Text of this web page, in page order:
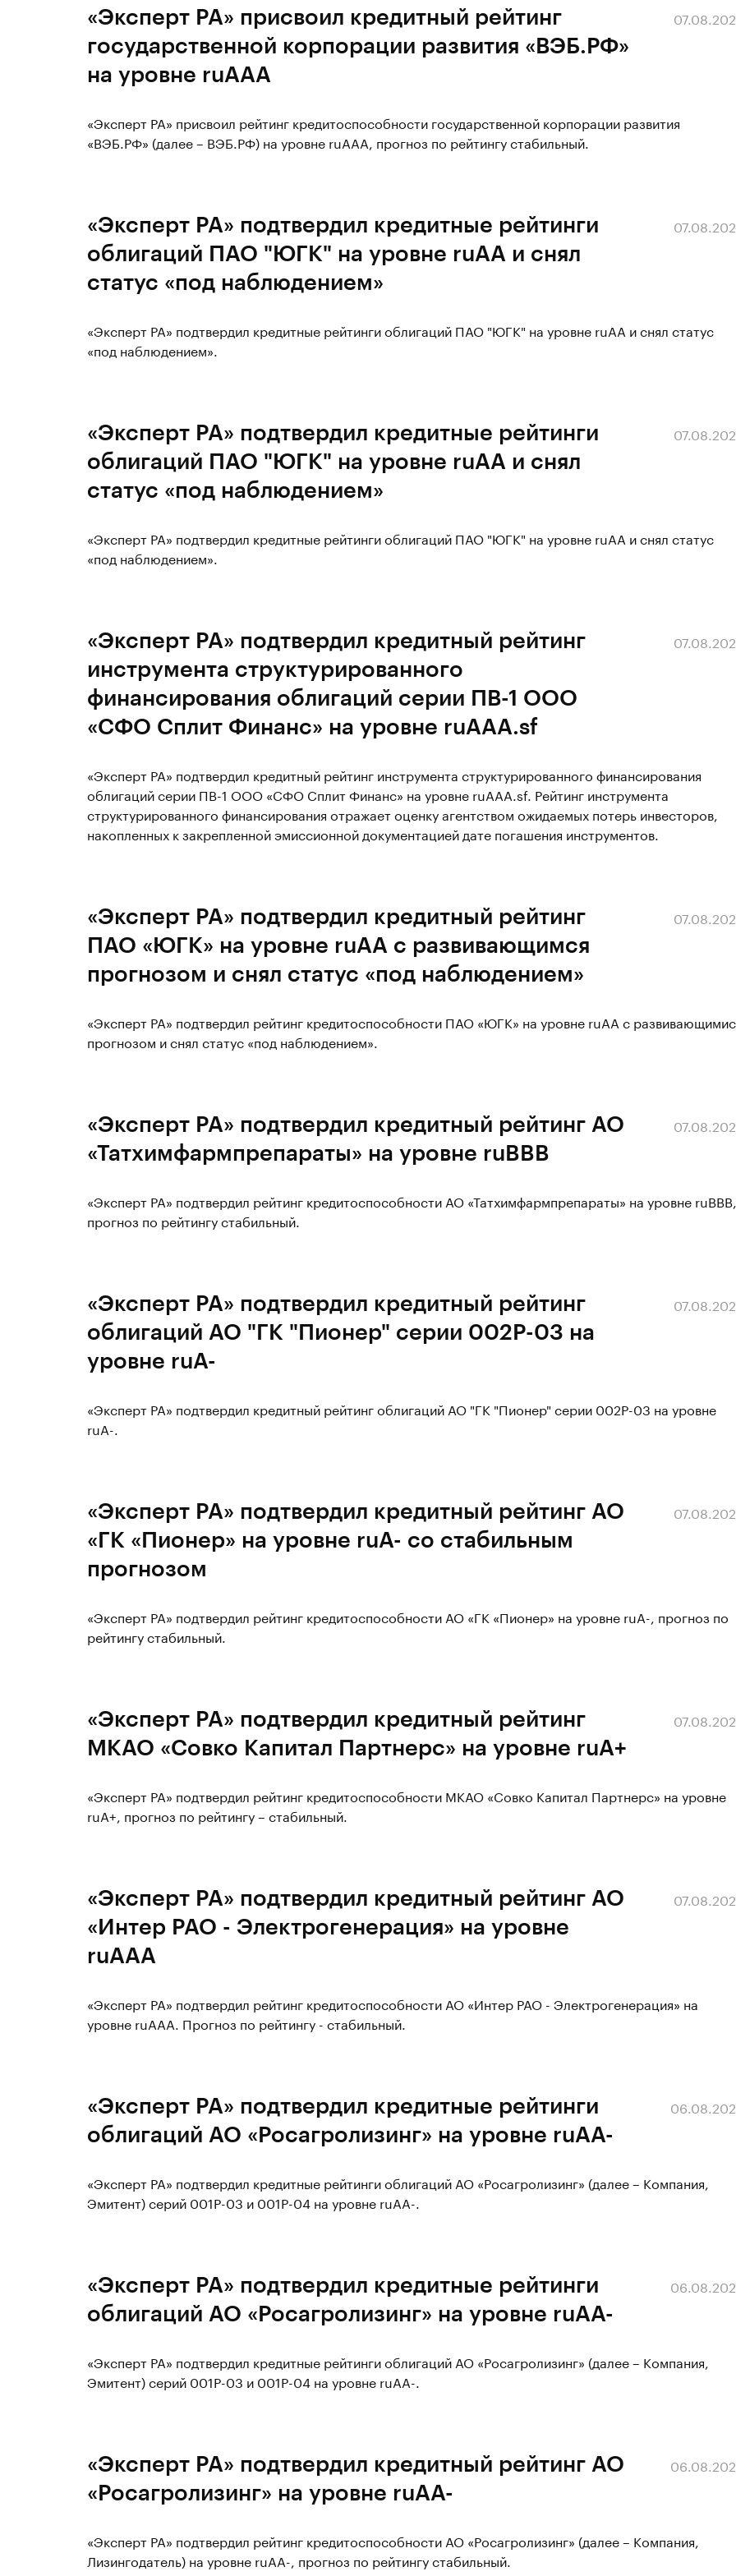
«Эксперт РА» присвоил кредитный рейтинг
государственной корпорации развития «ВЭБ.РФ»
на уровне ruAAA
«Эксперт РА» присвоил рейтинг кредитоспособности государственной корпорации развития
«ВЭБ.РФ» (далее – ВЭБ.РФ) на уровне ruAAA, прогноз по рейтингу стабильный.
«Эксперт РА» подтвердил кредитные рейтинги
облигаций ПАО "ЮГК" на уровне ruAA и снял
статус «под наблюдением»
«Эксперт РА» подтвердил кредитные рейтинги облигаций ПАО "ЮГК" на уровне ruAA и снял статус
«под наблюдением».
«Эксперт РА» подтвердил кредитные рейтинги
облигаций ПАО "ЮГК" на уровне ruAA и снял
статус «под наблюдением»
«Эксперт РА» подтвердил кредитные рейтинги облигаций ПАО "ЮГК" на уровне ruAA и снял статус
«под наблюдением».
«Эксперт РА» подтвердил кредитный рейтинг
инструмента структурированного
финансирования облигаций серии ПВ-1 ООО
«СФО Сплит Финанс» на уровне ruAAA.sf
«Эксперт РА» подтвердил кредитный рейтинг инструмента структурированного финансирования
облигаций серии ПВ-1 ООО «СФО Сплит Финанс» на уровне ruAAA.sf. Рейтинг инструмента
структурированного финансирования отражает оценку агентством ожидаемых потерь инвесторов,
накопленных к закрепленной эмиссионной документацией дате погашения инструментов.
«Эксперт РА» подтвердил кредитный рейтинг
ПАО «ЮГК» на уровне ruAА с развивающимся
прогнозом и снял статус «под наблюдением»
«Эксперт РА» подтвердил рейтинг кредитоспособности ПАО «ЮГК» на уровне ruAА с
прогнозом и снял статус «под наблюдением».
«Эксперт РА» подтвердил кредитный рейтинг АО
«Татхимфармпрепараты» на уровне ruBBB
«Эксперт РА» подтвердил рейтинг кредитоспособности АО «Татхимфармпрепараты» на уровне ruBBB,
прогноз по рейтингу стабильный.
«Эксперт РА» подтвердил кредитный рейтинг
облигаций АО "ГК "Пионер" серии 002Р-03 на
уровне ruA-
«Эксперт РА» подтвердил кредитный рейтинг облигаций АО "ГК "Пионер" серии 002Р-03 на уровне
ruA-.
«Эксперт РА» подтвердил кредитный рейтинг АО
«ГК «Пионер» на уровне ruА- со стабильным
прогнозом
«Эксперт РА» подтвердил рейтинг кредитоспособности АО «ГК «Пионер» на уровне ruА-, прогноз по
рейтингу стабильный.
«Эксперт РА» подтвердил кредитный рейтинг
МКАО «Совко Капитал Партнерс» на уровне ruA+
«Эксперт РА» подтвердил рейтинг кредитоспособности МКАО «Совко Капитал Партнерс» на уровне
ruА+, прогноз по рейтингу – стабильный.
«Эксперт РА» подтвердил кредитный рейтинг АО
«Интер РАО - Электрогенерация» на уровне
ruAAA
«Эксперт РА» подтвердил рейтинг кредитоспособности АО «Интер РАО - Электрогенерация» на
уровне ruAAА. Прогноз по рейтингу - стабильный.
«Эксперт РА» подтвердил кредитные рейтинги
облигаций АО «Росагролизинг» на уровне ruАA-
«Эксперт РА» подтвердил кредитные рейтинги облигаций АО «Росагролизинг» (далее – Компания,
Эмитент) серий 001P-03 и 001P-04 на уровне ruАA-.
«Эксперт РА» подтвердил кредитные рейтинги
облигаций АО «Росагролизинг» на уровне ruАA-
«Эксперт РА» подтвердил кредитные рейтинги облигаций АО «Росагролизинг» (далее – Компания,
Эмитент) серий 001P-03 и 001P-04 на уровне ruАA-.
«Эксперт РА» подтвердил кредитный рейтинг АО
«Росагролизинг» на уровне ruAA-
«Эксперт РА» подтвердил рейтинг кредитоспособности АО «Росагролизинг» (далее – Компания,
Лизингодатель) на уровне ruAA-, прогноз по рейтингу стабильный.